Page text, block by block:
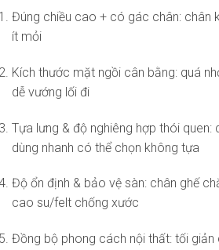
Đúng chiều cao + có gác chân: chân
ít mỏi
Kích thước mặt ngồi cân bằng: quá
dễ vướng lối đi
Tựa lưng & độ nghiêng hợp thói quen:
dùng nhanh có thể chọn không tựa
Độ ổn định & bảo vệ sàn: chân ghế
cao su/felt chống xước
Đồng bộ phong cách nội thất: tối giản